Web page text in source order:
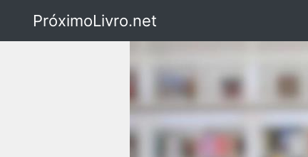
PróximoLivro.net